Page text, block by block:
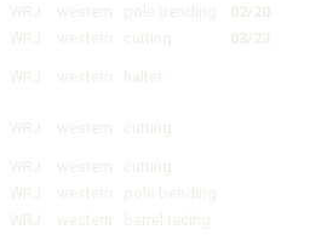
WRJ western pole bending
02/20
WRJ western cutting 03/23
WRJ western halter
WRJ western cutting
WRJ western cutting
WRJ western pole bending
WRJ western barrel racing